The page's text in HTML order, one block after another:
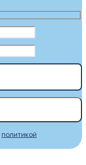
политикой